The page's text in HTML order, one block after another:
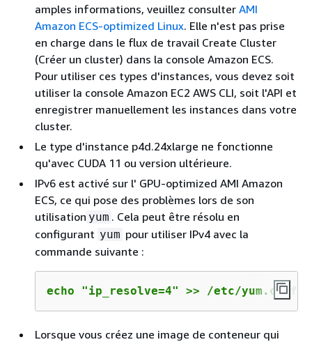
amples informations, veuillez consulter AMI
Amazon ECS-optimized Linux. Elle n'est pas prise
en charge dans le flux de travail Create Cluster
(Créer un cluster) dans la console Amazon ECS.
Pour utiliser ces types d'instances, vous devez soit
utiliser la console Amazon EC2 AWS CLI, soit l'API et
enregistrer manuellement les instances dans votre
cluster.
Le type d'instance p4d.24xlarge ne fonctionne
qu'avec CUDA 11 ou version ultérieure.
IPv6 est activé sur l' GPU-optimized AMI Amazon
ECS, ce qui pose des problèmes lors de son
utilisation yum . Cela peut être résolu en
configurant yum pour utiliser IPv4 avec la
commande suivante :
echo "ip_resolve=4" >> /etc/yum.conf
Lorsque vous créez une image de conteneur qui